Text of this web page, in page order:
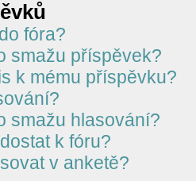
fóra?
smažu příspěvek?
k mému příspěvku?
smažu hlasování?
k fóru?
v anketě?